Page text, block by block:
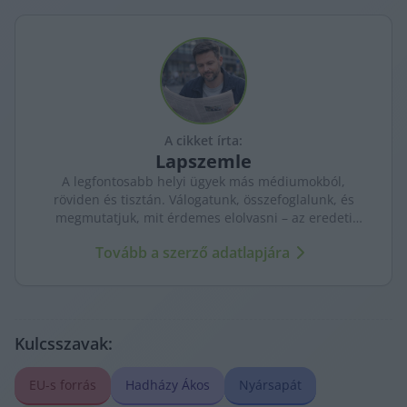
A cikket írta:
Lapszemle
A legfontosabb helyi ügyek más médiumokból,
röviden és tisztán. Válogatunk, összefoglalunk, és
megmutatjuk, mit érdemes elolvasni – az eredeti
Tovább a szerző adatlapjára
Kulcsszavak:
EU-s forrás Hadházy Ákos Nyársapát